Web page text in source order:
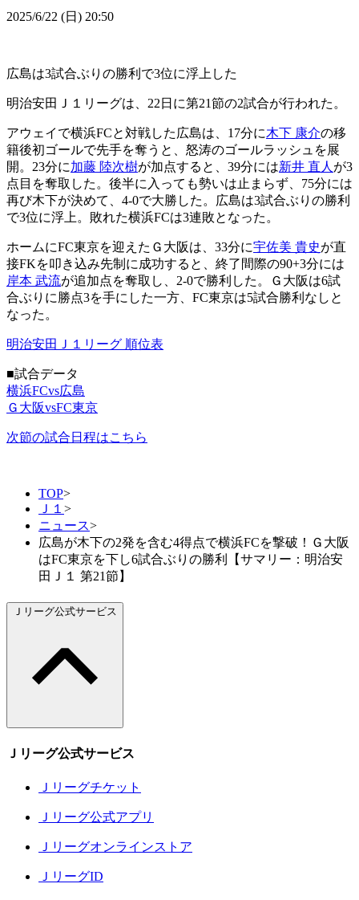
2025/6/22 (日) 20:50
広島は3試合ぶりの勝利で3位に浮上した
明治安田Ｊ１リーグは、22日に第21節の2試合が行われた。
アウェイで横浜FCと対戦した広島は、17分に木下 康介の移
籍後初ゴールで先手を奪うと、怒涛のゴールラッシュを展
開。23分に加藤 陸次樹が加点すると、39分には新井 直人 が3
点目を奪取した。後半に入っても勢いは止まらず、75分には
再び木下が決めて、4-0で大勝した。広島は3試合ぶりの勝利
で3位に浮上。敗れた横浜FCは3連敗となった。
ホームにFC東京を迎えたＧ大阪は、33分に宇佐美 貴史が直
接FKを叩き込み先制に成功すると、終了間際の90+3分には
岸本 武流が追加点を奪取し、2-0で勝利した。Ｇ大阪は6試
合ぶりに勝点3を手にした一方、FC東京は5試合勝利なしと
なった。
明治安田Ｊ１リーグ 順位表
■試合データ
横浜FCvs広島
Ｇ大阪vsFC東京
次節の試合日程はこちら
TOP>
Ｊ１ >
ニュース>
広島が木下の2発を含む4得点で横浜FCを撃破！Ｇ大阪
はFC東京を下し6試合ぶりの勝利【サマリー：明治安
田Ｊ１ 第21節】
Ｊリーグ公式サービス
Ｊリーグ公式サービス
Ｊリーグチケット
Ｊリーグ公式アプリ
Ｊリーグオンラインストア
ＪリーグID